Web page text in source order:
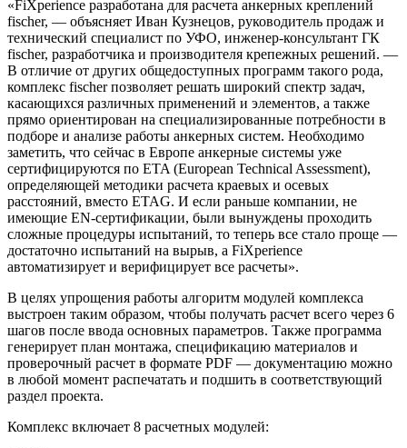
«FiXperience разработана для расчета анкерных креплений
fischer, — объясняет Иван Кузнецов, руководитель продаж и
технический специалист по УФО, инженер-консультант ГК
fischer, разработчика и производителя крепежных решений. —
В отличие от других общедоступных программ такого рода,
комплекс fischer позволяет решать широкий спектр задач,
касающихся различных применений и элементов, а также
прямо ориентирован на специализированные потребности в
подборе и анализе работы анкерных систем. Необходимо
заметить, что сейчас в Европе анкерные системы уже
сертифицируются по ETA (European Technical Assessment),
определяющей методики расчета краевых и осевых
расстояний, вместо ETAG. И если раньше компании, не
имеющие EN-сертификации, были вынуждены проходить
сложные процедуры испытаний, то теперь все стало проще —
достаточно испытаний на вырыв, а FiXperience
автоматизирует и верифицирует все расчеты».
В целях упрощения работы алгоритм модулей комплекса
выстроен таким образом, чтобы получать расчет всего через 6
шагов после ввода основных параметров. Также программа
генерирует план монтажа, спецификацию материалов и
проверочный расчет в формате PDF — документацию можно
в любой момент распечатать и подшить в соответствующий
раздел проекта.
Комплекс включает 8 расчетных модулей: